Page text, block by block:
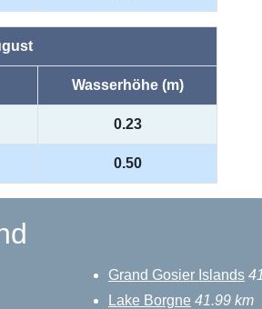
Wasserhöhe (m)
0.23
0.50
Grand Gosier Islands
Lake Borgne 41.99 km